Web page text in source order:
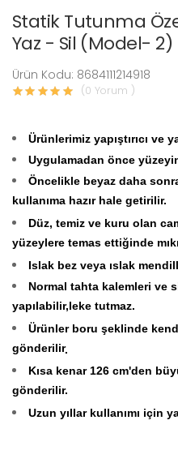
Statik Tutunma
Yaz - Sil (Model- 2)
Ürün Kodu: 8684111214918
(0 Yorum )
Ürünlerimiz yapıştırıcı ve
Uygulamadan önce yüzeyin
Öncelikle beyaz daha
kullanıma hazır hale getirilir.
Düz, temiz ve kuru olan
yüzeylere temas ettiğinde
Islak bez veya ıslak
Normal tahta kalemleri ve
yapılabilir,leke tutmaz.
Ürünler boru şeklinde
gönderilir.
Kısa kenar 126 cm'den
gönderilir.
Uzun yıllar kullanımı için